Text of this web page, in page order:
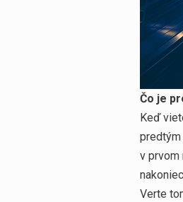
Čo je
Keď
v prvom
Verte